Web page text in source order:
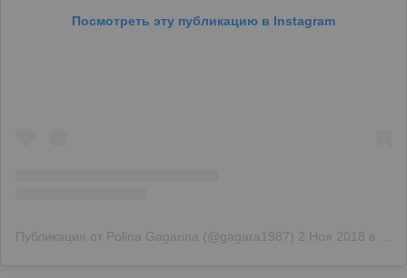
Посмотреть эту публикацию в Instagram
Публикация от Polina Gagarina (@gagara1987) 2 Ноя 2018 в 6:52 PDT